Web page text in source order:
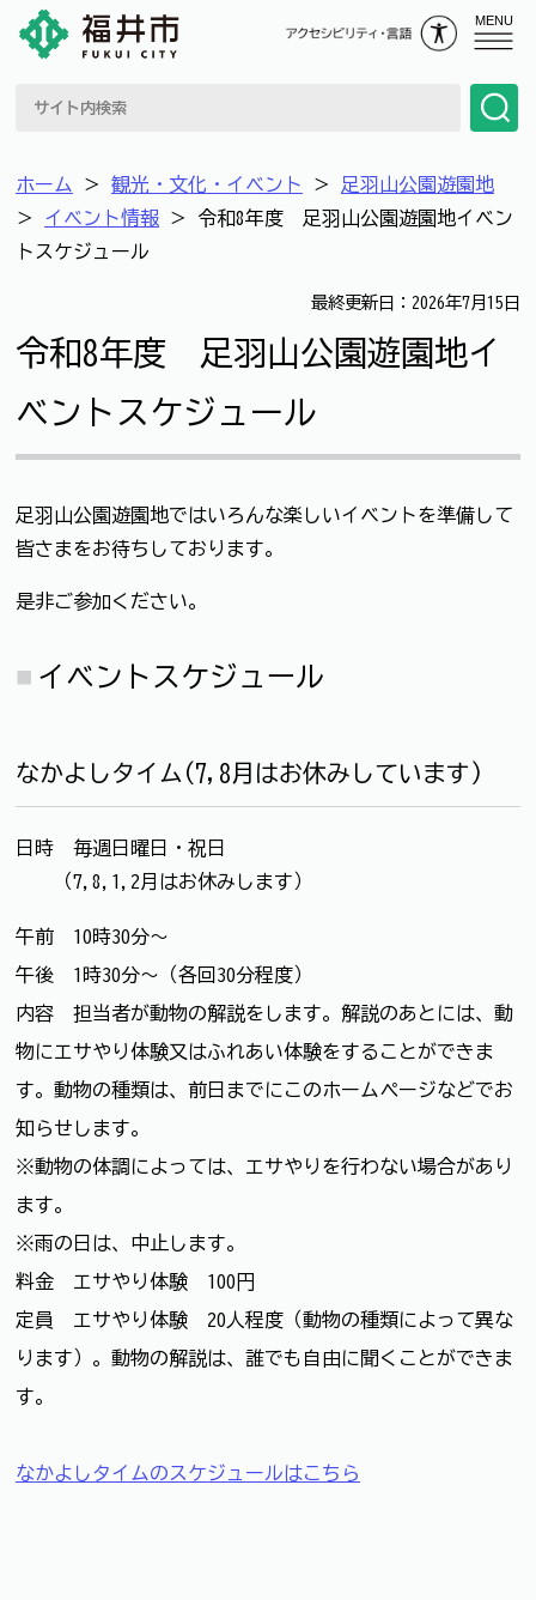
MENU
ホーム ＞ 観光・文化・イベント ＞
足羽山公園遊園地
＞ イベント情報 ＞ 令和8年度 足羽山公園遊園地イベン
トスケジュール
最終更新日：2026年7月15日
令和8年度 足羽山公園遊園地イ
ベントスケジュール
足羽山公園遊園地ではいろんな楽しいイベントを準備して
皆さまをお待ちしております。
是非ご参加ください。
イベントスケジュール
なかよしタイム(7,8月はお休みしています)
日時 毎週日曜日・祝日
（7,8,1,2月はお休みします）
午前 10時30分～
午後 1時30分～（各回30分程度）
内容 担当者が動物の解説をします。解説のあとには、動
物にエサやり体験又はふれあい体験をすることができま
す。動物の種類は、前日までにこのホームページなどでお
知らせします。
※動物の体調によっては、エサやりを行わない場合があり
ます。
※雨の日は、中止します。
料金 エサやり体験 100円
定員 エサやり体験 20人程度（動物の種類によって異な
ります）。動物の解説は、誰でも自由に聞くことができま
す。
なかよしタイムのスケジュールはこちら